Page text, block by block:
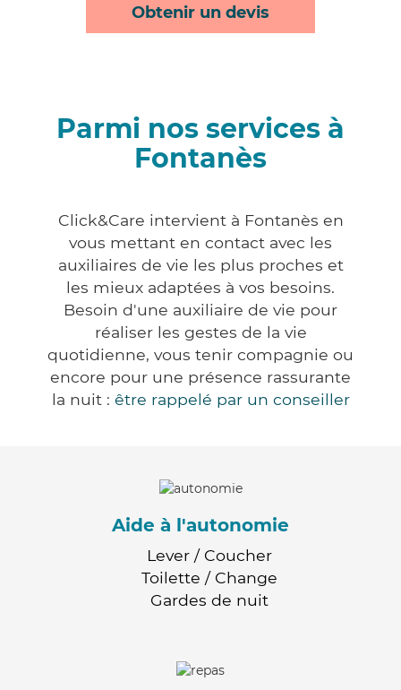
Obtenir un devis
Parmi nos services à
Fontanès
Click&Care intervient à Fontanès en
vous mettant en contact avec les
auxiliaires de vie les plus proches et
les mieux adaptées à vos besoins.
Besoin d'une auxiliaire de vie pour
réaliser les gestes de la vie
quotidienne, vous tenir compagnie ou
encore pour une présence rassurante
la nuit : être rappelé par un conseiller
Aide à l'autonomie
Lever / Coucher
Toilette / Change
Gardes de nuit